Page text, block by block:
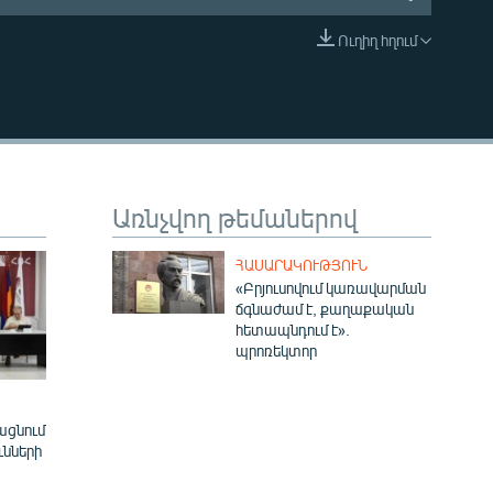
EMBED
Ուղիղ հղում
Առնչվող թեմաներով
ՀԱՍԱՐԱԿՈՒԹՅՈՒՆ
«Բրյուսովում կառավարման
ճգնաժամ է, քաղաքական
հետապնդում է».
պրոռեկտոր